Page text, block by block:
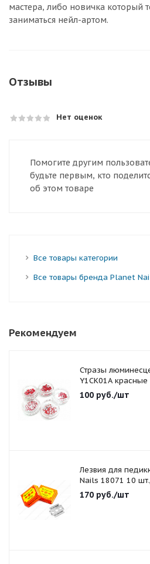
мастера, либо новичка который
заниматься нейл-артом.
Отзывы
Нет оценок
Помогите другим
будьте первым, кто
об этом товаре
Все товары категории
Все товары бренда Planet
Рекомендуем
Стразы
Y1CK01A
100 руб./шт
Лезвия для
Nails 18071 10
170 руб./шт